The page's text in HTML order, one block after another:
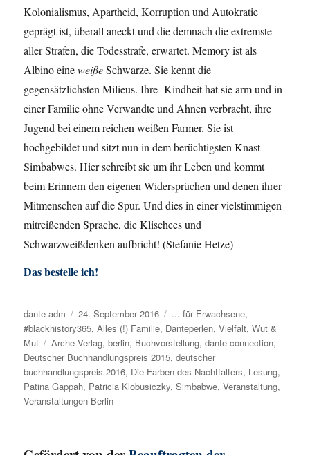
Kolonialismus, Apartheid, Korruption und Autokratie
geprägt ist, überall aneckt und die demnach die extremste
aller Strafen, die Todesstrafe, erwartet. Memory ist als
Albino eineweißeSchwarze. Sie kennt die
gegensätzlichsten Milieus. Ihre Kindheit hat sie arm und in
einer Familie ohne Verwandte und Ahnen verbracht, ihre
Jugend bei einem reichen weißen Farmer. Sie ist
hochgebildet und sitzt nun in dem berüchtigsten Knast
Simbabwes. Hier schreibt sie um ihr Leben und kommt
beim Erinnern den eigenen Widersprüchen und denen ihrer
Mitmenschen auf die Spur. Und dies in einer vielstimmigen
mitreißenden Sprache, die Klischees und
Schwarzweißdenken aufbricht! (Stefanie Hetze)
Das bestelle ich!
Autor
dante-adm
Veröffentlicht
am
24. September 2016 Kategorien
... für Erwachsene,
#blackhistory365,Alles (!) Familie, Danteperlen,Vielfalt,Wut &
Mut
Schlagwörter
Arche Verlag,berlin, Buchvorstellung,dante connection,
Deutscher Buchhandlungspreis 2015,deutscher
buchhandlungspreis 2016, Die Farben des Nachtfalters, Lesung,
Patina Gappah, Patricia Klobusiczky,Simbabwe,Veranstaltung,
Veranstaltungen Berlin